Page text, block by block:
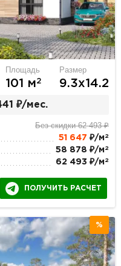
Площадь
101 м2
Размер
9.3х14.2
₽/мес.
Без скидки 62 493 ₽
51 647 ₽/м 2
58 878 ₽/м 2
62 493 ₽/м 2
ПОЛУЧИТЬ РАСЧЕТ
%